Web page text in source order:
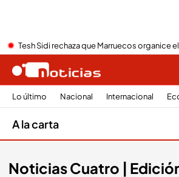
Tesh Sidi rechaza que Marruecos organice
Lo último Nacional Internacional
A la carta
Noticias Cuatro |